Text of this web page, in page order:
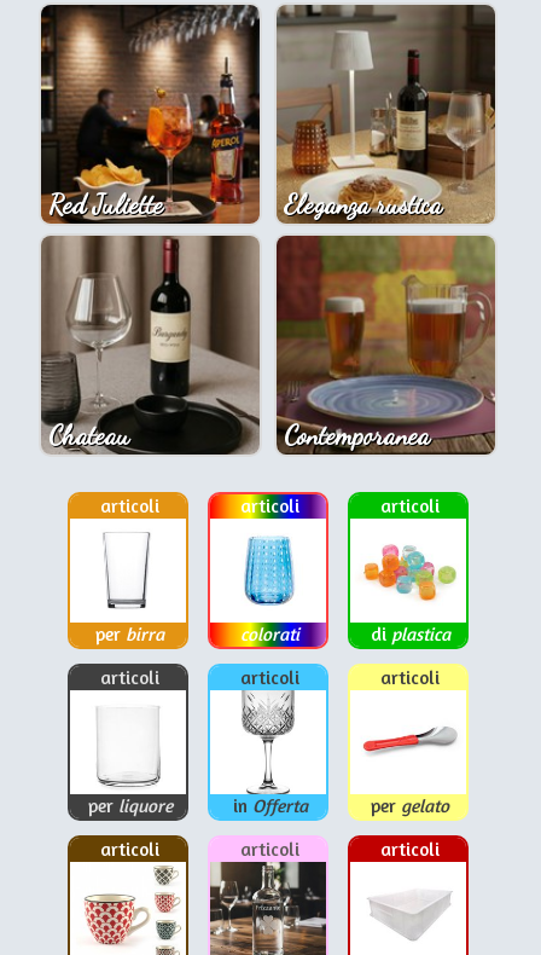
Red Juliette Eleganza rustica
Chateau Contemporanea
articoli
per birra
articoli
colorati
articoli
di plastica
articoli
per liquore
articoli
in Offerta
articoli
per gelato
articoli
articoli articoli